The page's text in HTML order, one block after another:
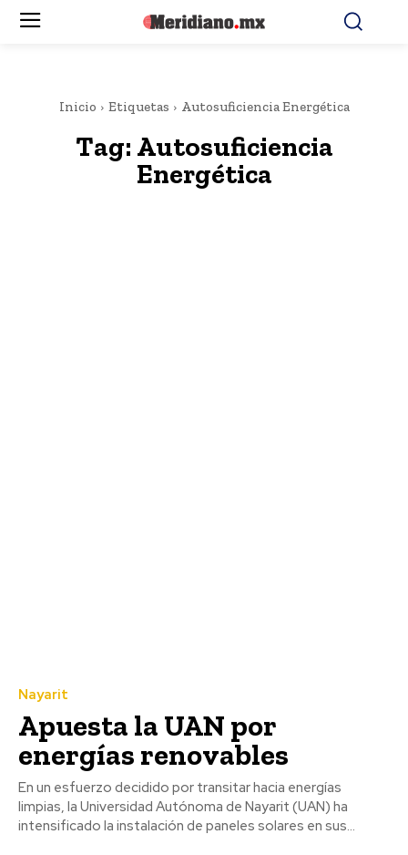
Inicio Etiquetas Autosuficiencia Energética
Tag: Autosuficiencia
Energética
Nayarit
Apuesta la UAN por
energías renovables
En un esfuerzo decidido por transitar hacia energías
limpias, la Universidad Autónoma de Nayarit (UAN) ha
intensificado la instalación de paneles solares en sus...